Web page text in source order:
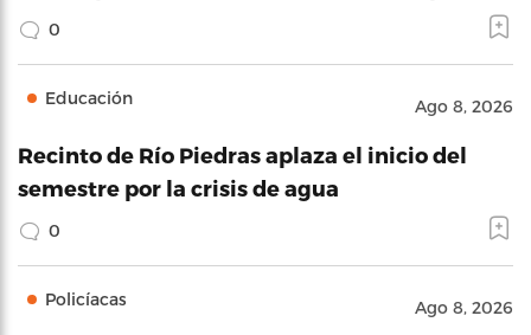
0
Educación Ago 8, 2026
Recinto de Río Piedras aplaza el inicio del
semestre por la crisis de agua
0
Policíacas Ago 8, 2026